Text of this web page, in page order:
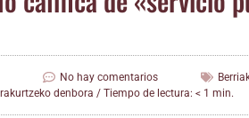
No hay comentarios
Irakurtzeko denbora / Tiempo de lectura: < 1 min.